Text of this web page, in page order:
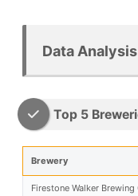
Data
Top 5
Brewery
Firestone Walker Brewing